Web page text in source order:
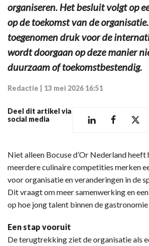
organiseren. Het besluit volgt op
op de toekomst van de
toegenomen druk voor de
wordt doorgaan op deze manier
duurzaam of toekomstbestendig.
Redactie 13 mei 2026 16:51
Deel dit artikel via
social media
Niet alleen Bocuse d’Or Nederland heeft
meerdere culinaire competities merken
voor organisatie en veranderingen in de
Dit vraagt om meer samenwerking en
op hoe jong talent binnen de
Een stap vooruit
De terugtrekking ziet de organisatie als